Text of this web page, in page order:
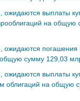
ожидаются выплаты
на общую
ожидаются погашения
сумму 129,03
ожидаются выплаты
облигаций на общую